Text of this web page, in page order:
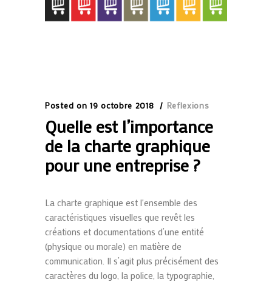
Posted on 19 octobre 2018 Reflexions
Quelle est l’importance
de la charte graphique
pour une entreprise ?
La charte graphique est l'ensemble des
caractéristiques visuelles que revêt les
créations et documentations d’une entité
(physique ou morale) en matière de
communication. Il s’agit plus précisément des
caractères du logo, la police, la typographie,